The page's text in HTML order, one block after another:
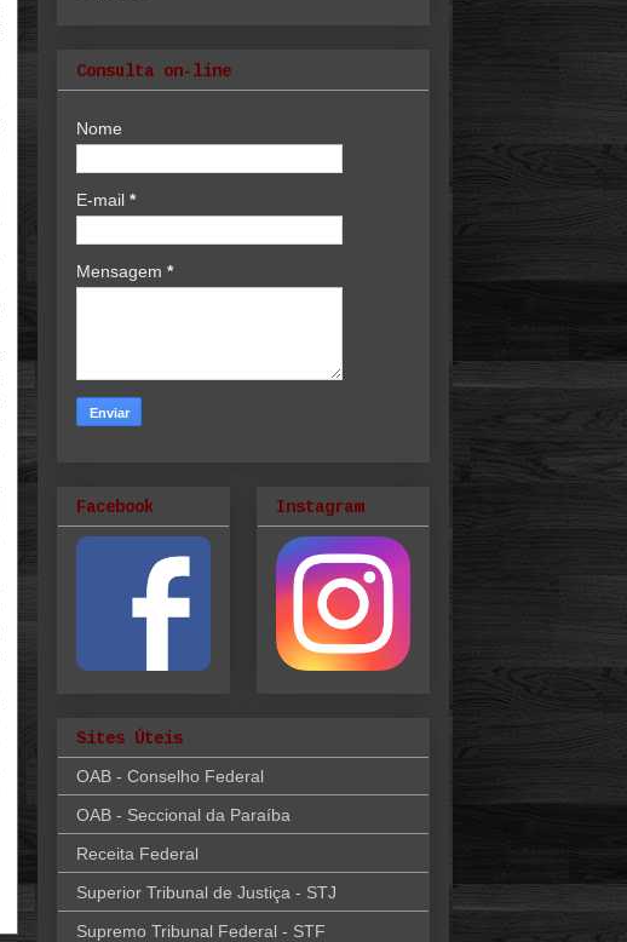
Consulta on-line
Nome
E-mail *
Mensagem *
Facebook Instagram
Sites Úteis
OAB - Conselho Federal
OAB - Seccional da Paraíba
Receita Federal
Superior Tribunal de Justiça - STJ
Supremo Tribunal Federal - STF